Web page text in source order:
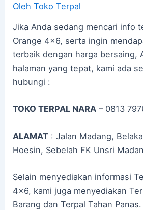
OlehToko Terpal
Jika Anda sedang mencari info
Orange 4×6, serta ingin
terbaik dengan harga bersaing,
halaman yang tepat, kami ada
hubungi :
TOKO TERPAL NARA – 0813
ALAMAT : Jalan Madang,
Hoesin, Sebelah FK Unsri
Selain menyediakan informasi
4×6, kami juga menyediakan
Barang dan Terpal Tahan Panas.